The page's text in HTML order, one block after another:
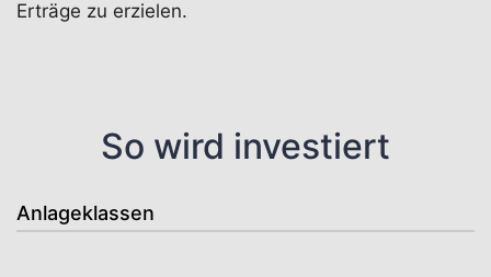
Erträge zu erzielen.
So wird investiert
Anlageklassen